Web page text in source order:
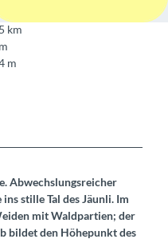
km
m
Abwechslungsreicher
stille Tal des Jäunli. Im
mit Waldpartien; der
bildet den Höhepunkt des